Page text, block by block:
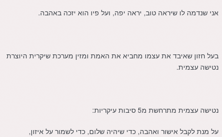
אני שנדמה לו שיראה טוב, יראה יפה, ועל פיו הוא יזכה באהבה.
בעל חזון שאיבד את עצמו מחביא את האמת ומזין מערכת שיקרית היוצרת
נטישה עצמית.
נטישה עצמית מתרחשת מ5 סיבות עיקריות:
על מנת לקבל אישור ואהבה, כדי שיהיה שלום, כדי לשמור על איזון,